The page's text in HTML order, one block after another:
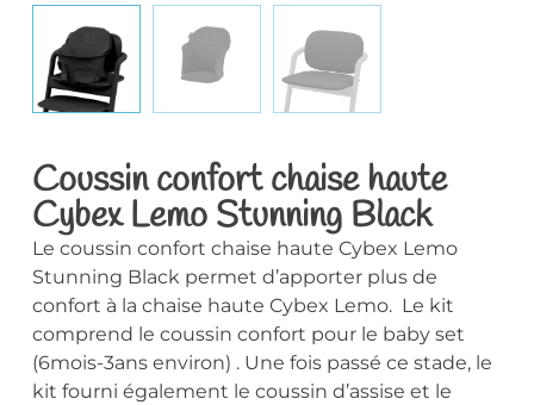
Coussin confort chaise haute
Cybex Lemo Stunning Black
Le coussin confort chaise haute Cybex Lemo
Stunning Black permet d’apporter plus de
confort à la chaise haute Cybex Lemo. Le kit
comprend le coussin confort pour le baby set
(6mois-3ans environ) . Une fois passé ce stade, le
kit fourni également le coussin d’assise et le